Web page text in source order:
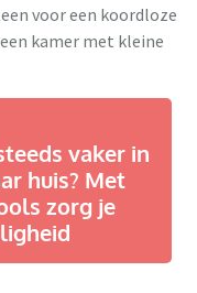
voor een koordloze
kamer met kleine
vaker in
huis? Met
zorg je